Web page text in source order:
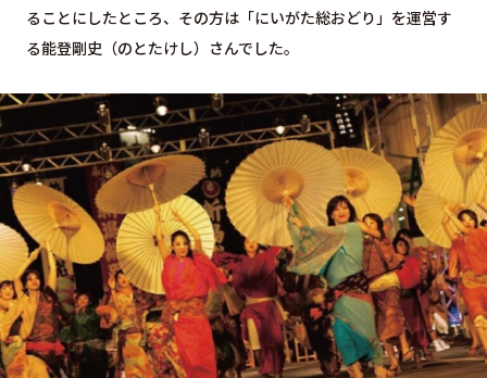
ることにしたところ、その方は「にいがた総おどり」を運営す
る能登剛史（のとたけし）さんでした。